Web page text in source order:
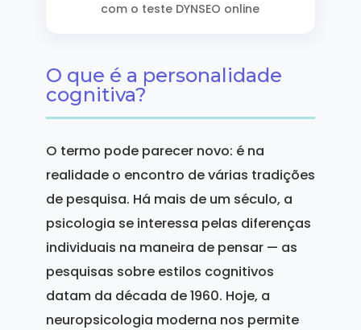
com o teste DYNSEO online
O que é a personalidade
cognitiva?
O termo pode parecer novo: é na
realidade o encontro de várias tradições
de pesquisa. Há mais de um século, a
psicologia se interessa pelas diferenças
individuais na maneira de pensar — as
pesquisas sobre estilos cognitivos
datam da década de 1960. Hoje, a
neuropsicologia moderna nos permite